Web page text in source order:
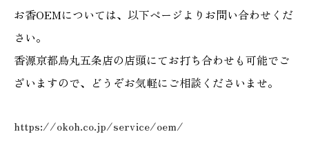
お香OEMについては、以下ページよりお問い合わせくだ
さい。
香源京都烏丸五条店の店頭にてお打ち合わせも可能でご
ざいますので、どうぞお気軽にご相談くださいませ。
https://okoh.co.jp/service/oem/